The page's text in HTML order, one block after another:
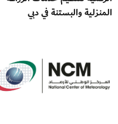
المنزلية والبستنة في دبي